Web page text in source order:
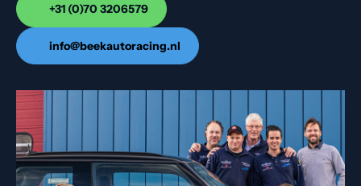
+31 (0)70 3206579
info@beekautoracing.nl